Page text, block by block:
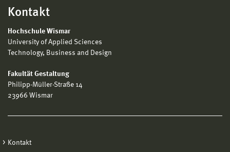
Kontakt
Hochschule Wismar
University of Applied Sciences
Technology, Business and Design
Fakultät Gestaltung
Philipp-Müller-Straße 14
23966 Wismar
Kontakt